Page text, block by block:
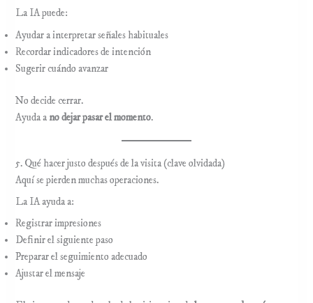
La IA puede:
Ayudar a interpretar señales habituales
Recordar indicadores de intención
Sugerir cuándo avanzar
No decide cerrar.
Ayuda a no dejar pasar el momento.
5. Qué hacer justo después de la visita (clave olvidada)
Aquí se pierden muchas operaciones.
La IA ayuda a:
Registrar impresiones
Definir el siguiente paso
Preparar el seguimiento adecuado
Ajustar el mensaje